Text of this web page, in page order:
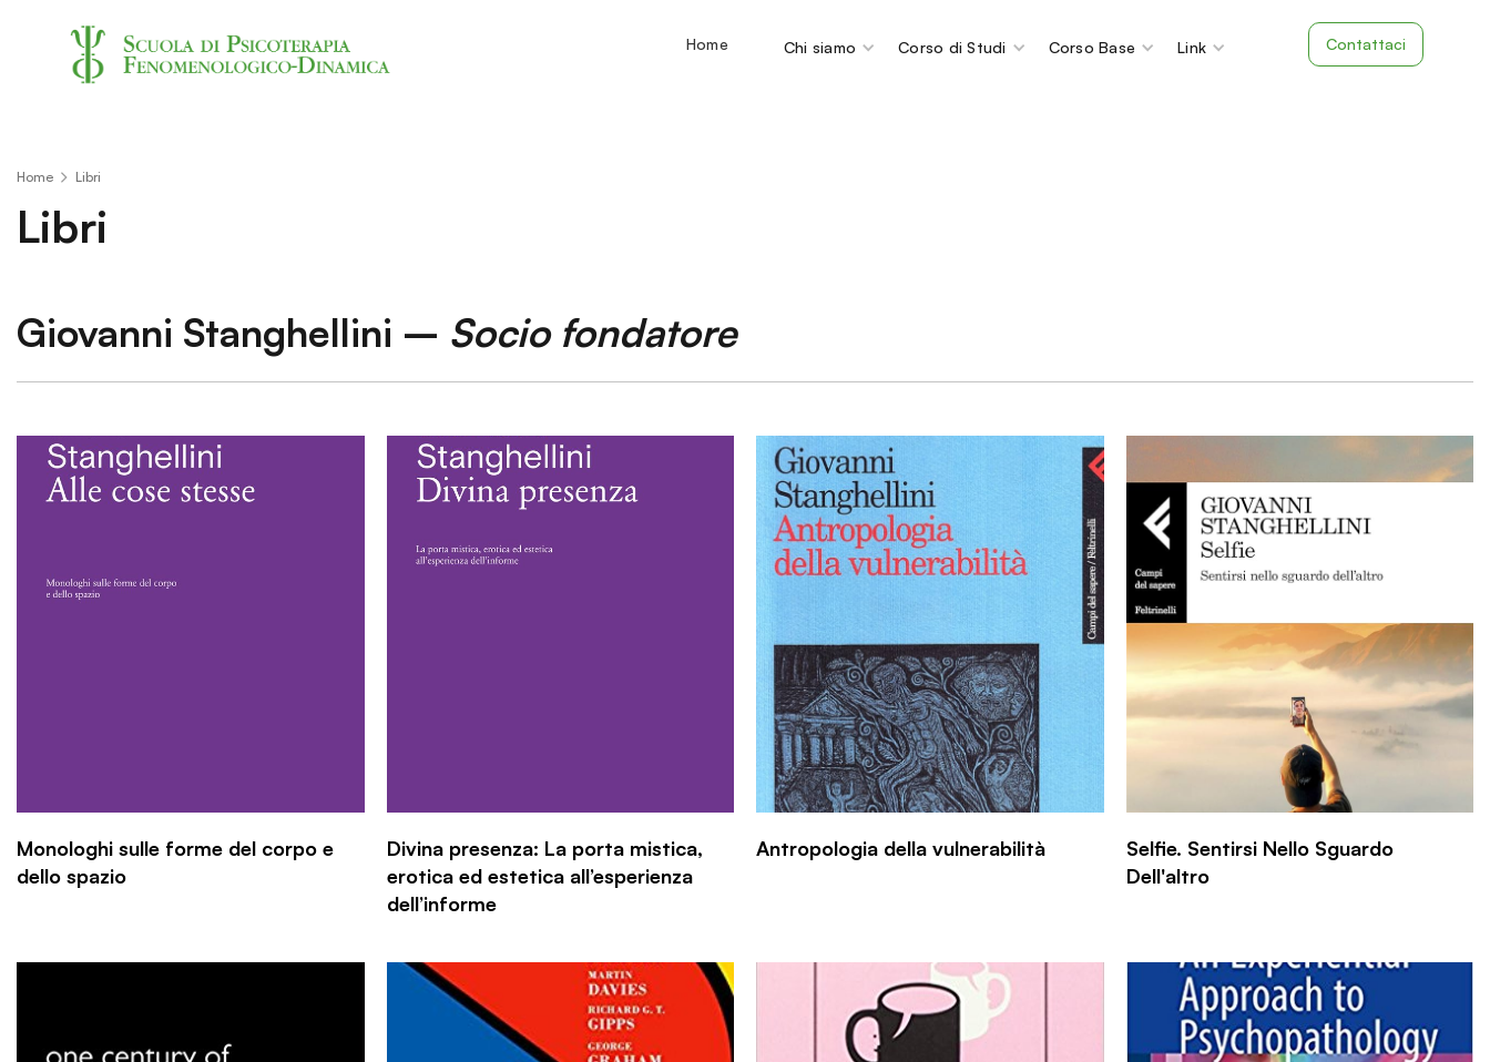
Home Chi siamo Corso di Studi Corso Base Link Contattaci
Home Libri
Libri
Giovanni Stanghellini – Socio fondatore
Monologhi sulle forme del corpo e
dello spazio
Divina presenza: La porta mistica,
erotica ed estetica all’esperienza
dell’informe
Antropologia della vulnerabilità
Selfie. Sentirsi Nello Sguardo
Dell'altro